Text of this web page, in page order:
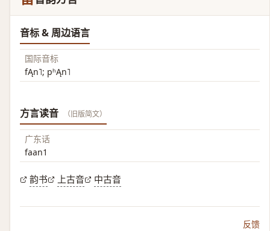
音标 & 周边语言
国际音标
fĄn˥; pʰĄn˥
方言读音 （旧版简文）
广东话
faan1
韵书 上古音 中古音
反馈